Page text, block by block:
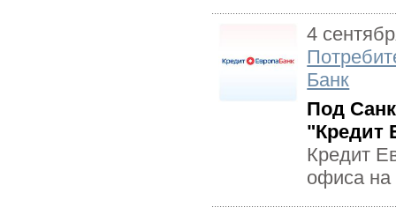
4
Банк
Под
"Кредит
Кредит
офиса на